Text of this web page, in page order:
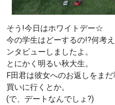
そう!今日はホワイトデー☆
今の学生はどーするの!?何考
ンタビューしましたよ。
とにかく明るい秋大生。
F田君は彼女へのお返しをま
買いに行くとか。
(で、デートなんでしょ?)